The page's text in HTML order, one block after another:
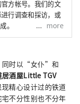
方帐号。我们的文
行调查和採访，或
。
more
同时以“女仆”和
居酒屋Little TGV
精心设计过的铁道
不分性别也不分年